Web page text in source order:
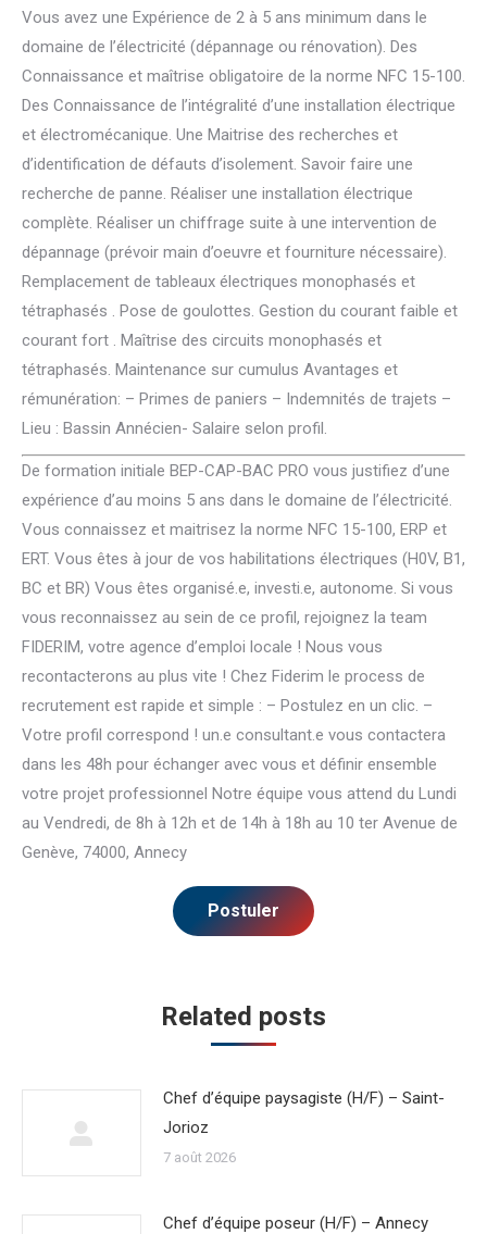
Vous avez une Expérience de 2 à 5 ans minimum dans le
domaine de l’électricité (dépannage ou rénovation). Des
Connaissance et maîtrise obligatoire de la norme NFC 15-100.
Des Connaissance de l’intégralité d’une installation électrique
et électromécanique. Une Maitrise des recherches et
d’identification de défauts d’isolement. Savoir faire une
recherche de panne. Réaliser une installation électrique
complète. Réaliser un chiffrage suite à une intervention de
dépannage (prévoir main d’oeuvre et fourniture nécessaire).
Remplacement de tableaux électriques monophasés et
tétraphasés . Pose de goulottes. Gestion du courant faible et
courant fort . Maîtrise des circuits monophasés et
tétraphasés. Maintenance sur cumulus Avantages et
rémunération: – Primes de paniers – Indemnités de trajets –
Lieu : Bassin Annécien- Salaire selon profil.
De formation initiale BEP-CAP-BAC PRO vous justifiez d’une
expérience d’au moins 5 ans dans le domaine de l’électricité.
Vous connaissez et maitrisez la norme NFC 15-100, ERP et
ERT. Vous êtes à jour de vos habilitations électriques (H0V, B1,
BC et BR) Vous êtes organisé.e, investi.e, autonome. Si vous
vous reconnaissez au sein de ce profil, rejoignez la team
FIDERIM, votre agence d’emploi locale ! Nous vous
recontacterons au plus vite ! Chez Fiderim le process de
recrutement est rapide et simple : – Postulez en un clic. –
Votre profil correspond ! un.e consultant.e vous contactera
dans les 48h pour échanger avec vous et définir ensemble
votre projet professionnel Notre équipe vous attend du Lundi
au Vendredi, de 8h à 12h et de 14h à 18h au 10 ter Avenue de
Genève, 74000, Annecy
Related posts
Chef d’équipe paysagiste (H/F) – Saint-
Jorioz
7 août 2026
Chef d’équipe poseur (H/F) – Annecy